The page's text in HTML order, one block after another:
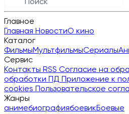
Главное
Главная НовостиО кино
Каталог
ФильмыМультфильмыСериалы
Сервис
Контакты RSS Согласие на
обработки ПД Приложение к
cookies Пользовательское
Жанры
анимебиографиябоевикБоевые